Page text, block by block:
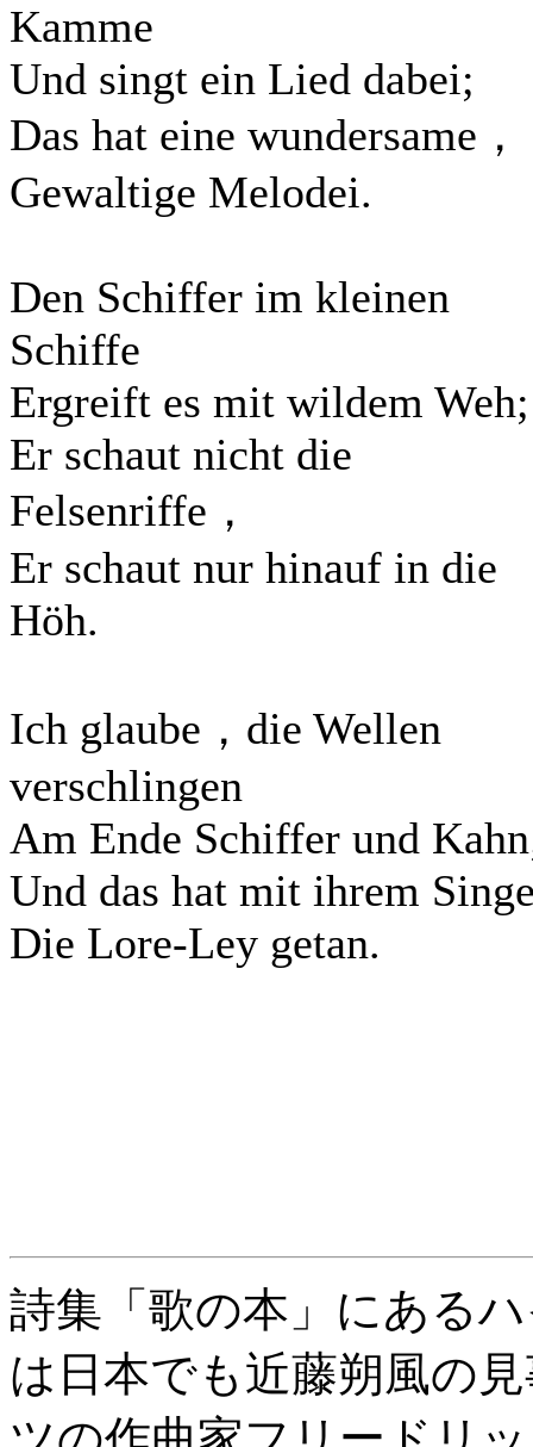
Kamme
Und singt ein Lied dabei;
Das hat eine wundersame，
Gewaltige Melodei.
Den Schiffer im kleinen
Schiffe
Ergreift es mit wildem Weh;
Er schaut nicht die
Felsenriffe，
Er schaut nur hinauf in die
Höh.
Ich glaube，die Wellen
verschlingen
Am Ende Schiffer und
Und das hat mit ihrem
Die Lore-Ley getan.
詩集「歌の本」にある
は日本でも近藤朔風の